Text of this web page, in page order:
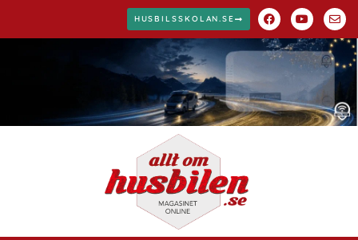
HUSBILSSKOLAN.SE